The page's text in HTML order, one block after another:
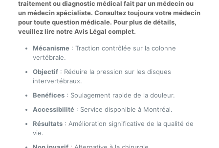
traitement ou diagnostic médical fait par un médecin ou
un médecin spécialiste. Consultez toujours votre médecin
pour toute question médicale. Pour plus de détails,
veuillez lire notre Avis Légal complet.
Mécanisme: Traction contrôlée sur la colonne
vertébrale.
Objectif: Réduire la pression sur les disques
intervertébraux.
Benéfices: Soulagement rapide de la douleur.
Accessibilité: Service disponible à Montréal.
Résultats: Amélioration significative de la qualité de
vie.